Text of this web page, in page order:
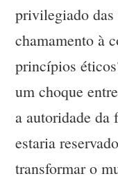
privilegiado
chamamento à
princípios
um choque
a autoridade
estaria
transformar o